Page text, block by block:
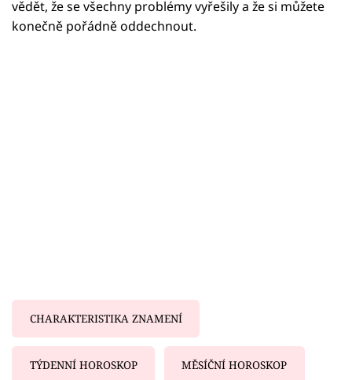
Pořady
vědět, že se všechny problémy vyřešily a že si můžete
konečně pořádně oddechnout.
CHARAKTERISTIKA ZNAMENÍ
TÝDENNÍ HOROSKOP MĚSÍČNÍ HOROSKOP